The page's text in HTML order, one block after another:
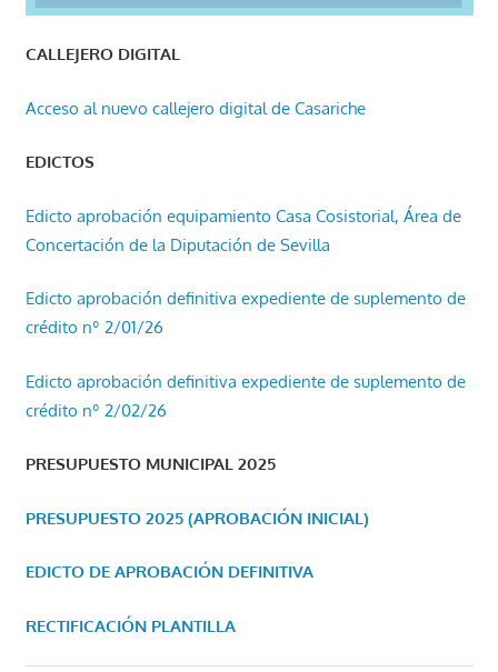
CALLEJERO DIGITAL
Acceso al nuevo callejero digital de Casariche
EDICTOS
Edicto aprobación equipamiento Casa Cosistorial, Área de
Concertación de la Diputación de Sevilla
Edicto aprobación definitiva expediente de suplemento de
crédito nº 2/01/26
Edicto aprobación definitiva expediente de suplemento de
crédito nº 2/02/26
PRESUPUESTO MUNICIPAL 2025
PRESUPUESTO 2025 (APROBACIÓN INICIAL)
EDICTO DE APROBACIÓN DEFINITIVA
RECTIFICACIÓN PLANTILLA